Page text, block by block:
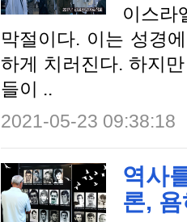
이스라
막절이다. 이는 성경
하게 치러진다. 하지
들이 ..
2021-05-23 09:38:18
역사
론,